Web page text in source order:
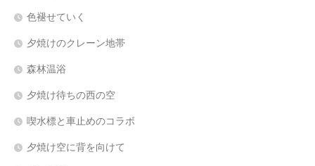
色褪せていく
夕焼けのクレーン地帯
森林温浴
夕焼け待ちの西の空
喫水標と車止めのコラボ
夕焼け空に背を向けて